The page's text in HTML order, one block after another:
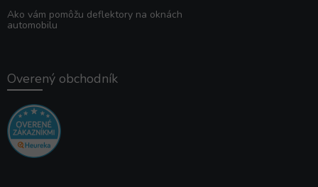
Ako vám pomôžu deflektory na oknách
automobilu
Overený obchodník